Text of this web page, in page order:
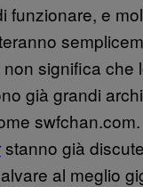
funzionare, e
significa che
già grandi
stanno già
al meglio